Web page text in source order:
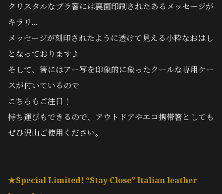
クリスタルなプラ箸には裏面印刷されたあるメッセージが
キラリ...
メッセージが刻印されたように透けて見える小粋なおはし
となっております♪
そして、箸にはアー写を印象的に象ったクールな専用ケー
スが付いているので
こちらもご注目！
持ち運びもできるので、アウトドアやエコ携帯箸としても
ぜひ沢山ご使用ください。
★Special Limited! “Stay Close” Italian leather